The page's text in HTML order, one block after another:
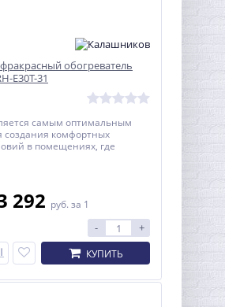
обогреватель
E30T-31
самым оптимальным
создания комфортных
в помещениях, где
292 руб. за 1
- +
КУПИТЬ